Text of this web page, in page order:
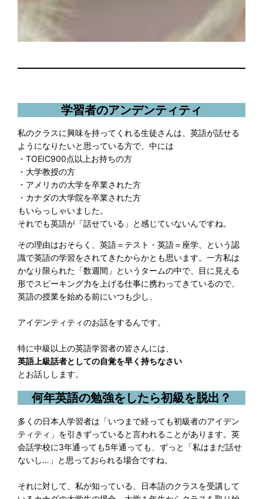
学習者のアンデンティティ
私のクラスに興味を持ってくれる生徒さんは、英語が話せる
ようになりたいと思っている方で、中には
・TOEIC900点以上お持ちの方
・大学教授の方
・アメリカの大学を卒業された方
・カナダの大学院を卒業された方
もいらっしゃいました。
それでも英語が「話せている」と感じていないんですね。
その理由はおそらく、英語＝テスト・英語＝座学、という認
識で英語の学習をされてきたからかとも思います。一方私は
かなり限られた「数週間」というタームの中で、目に見える
形でスピーキング力を上げる仕事に携わってきているので、
英語の授業を始める前にいつも少し、
アイデンティティのお話をするんです。
特に中級以上の英語学習者の皆さんには、
英語上級話者としての自覚を早く持ちなさい
とお話しします。
何年英語の勉強をしたら初級を脱出？
多くの日本人学習者は「いつまで経っても初級者のアイデン
ティティ」を引きずっていると言われることがあります。英
会話学校に3年通っても5年通っても、ずっと「私はまだ話せ
ないし…」と思っておられる場合ですね。
それに対して、私が知っている、日本語のクラスを受講して